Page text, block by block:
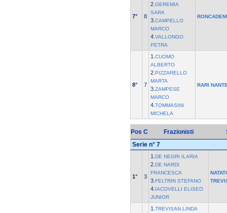
7° 8
2. GEREMIA
SARA
3. CAMPELLO
MARCO
4. VALLONGO
PETRA
8° 7
1. CUOMO
ALBERTO
2. PIZZARELLO
MARTA
3. ZAMPESE
MARCO
4. TOMMASINI
MICHELA
RARI
Pos C Frazionisti
Serie n° 7
1° 3
1. DE NEGRI ILARIA
2. DE NARDI
FRANCESCA
3. FELTRIN STEFANO
4. IACOVELLI ELISEO
JUNIOR
1. TREVISAN LINDA